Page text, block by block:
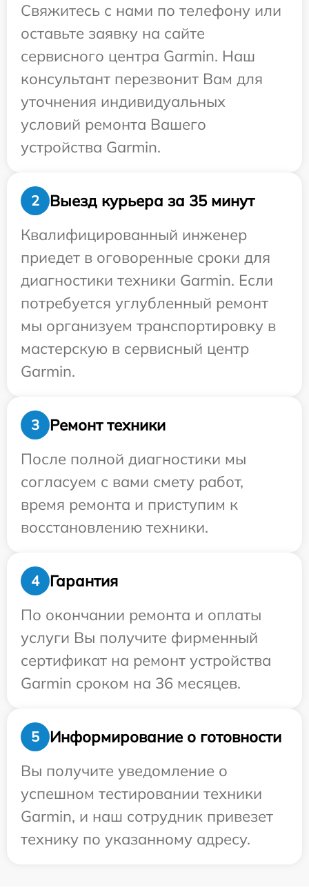
Свяжитесь с нами по телефону или
оставьте заявку на сайте
сервисного центра Garmin. Наш
консультант перезвонит Вам для
уточнения индивидуальных
условий ремонта Вашего
устройства Garmin.
2
Выезд курьера за 35 минут
Квалифицированный инженер
приедет в оговоренные сроки для
диагностики техники Garmin. Если
потребуется углубленный ремонт
мы организуем транспортировку в
мастерскую в сервисный центр
Garmin.
3
Ремонт техники
После полной диагностики мы
согласуем с вами смету работ,
время ремонта и приступим к
восстановлению техники.
4
Гарантия
По окончании ремонта и оплаты
услуги Вы получите фирменный
сертификат на ремонт устройства
Garmin сроком на 36 месяцев.
5
Информирование о готовности
Вы получите уведомление о
успешном тестировании техники
Garmin, и наш сотрудник привезет
технику по указанному адресу.